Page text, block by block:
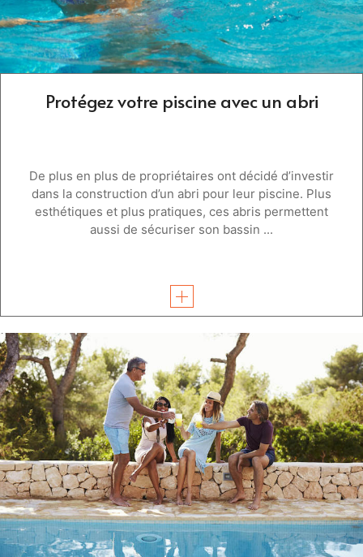
Protégez votre piscine avec un abri
De plus en plus de propriétaires ont décidé d’investir
dans la construction d’un abri pour leur piscine. Plus
esthétiques et plus pratiques, ces abris permettent
aussi de sécuriser son bassin ...